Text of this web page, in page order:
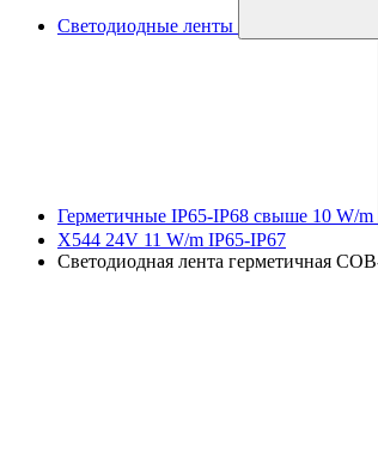
Светодиодные ленты
Герметичные IP65-IP68 свыше 10 W/m
X544 24V 11 W/m IP65-IP67
Светодиодная лента герметичная